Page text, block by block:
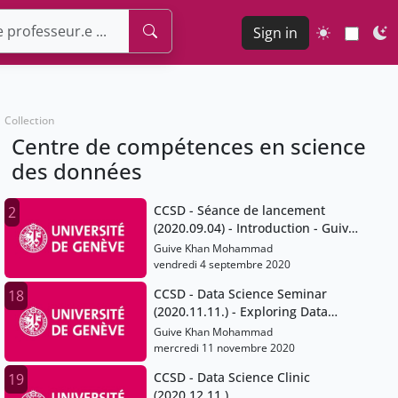
Sign in
Collection
Centre de compétences en science
des données
2
CCSD - Séance de lancement
(2020.09.04) - Introduction - Guive
Khan.mp4
Guive Khan Mohammad
vendredi 4 septembre 2020
18
CCSD - Data Science Seminar
(2020.11.11.) - Exploring Data
Quality
Guive Khan Mohammad
mercredi 11 novembre 2020
19
CCSD - Data Science Clinic